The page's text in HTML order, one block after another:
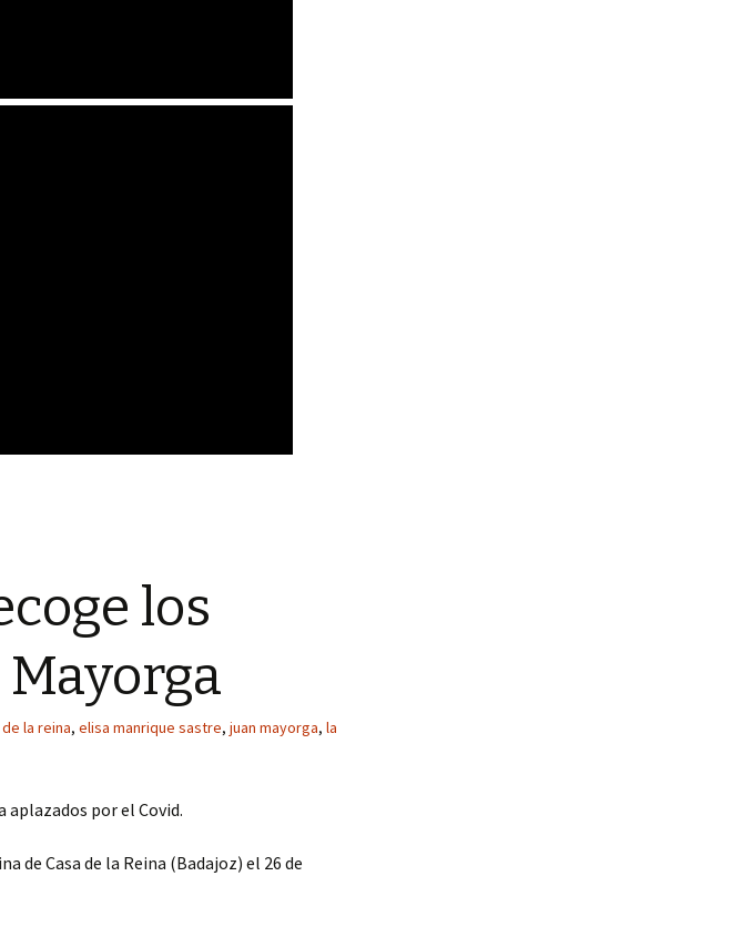
los
la reina, elisa manrique sastre, juan mayorga, la
aplazados por el Covid.
de Casa de la Reina (Badajoz) el 26 de